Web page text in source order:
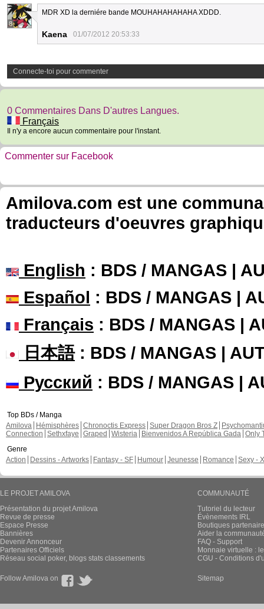
8
MDR XD la derniére bande MOUHAHAHAHAHA XDDD.
Kaena 01/07/2012 20:53:33
Connecte-toi pour commenter
0 Commentaires Dans D'autres Langues.
Français
Il n'y a encore aucun commentaire pour l'instant.
Commenter sur Facebook
Amilova.com est une
traducteurs d'oeuvres
English : BDS / MANGAS |
Español : BDS / MANGAS |
Français : BDS / MANGAS |
日本語: BDS / MANGAS |
Русский : BDS / MANGAS |
Top BDs / Manga
Amilova
Hémisphères Chronoctis Express Super Dragon Bros Z
Connection Sethxfaye Graped Wisteria Bienvenidos A República Gada Only
Genre
Action
Dessins - Artworks Fantasy - SF Humour Jeunesse Romance Sexy -
LE PROJET AMILOVA
Présentation du projet Amilova
Revue de presse
Espace Presse
Bannières
Devenir Annonceur
Partenaires Officiels
Réseau social poker, blogs stats classements
COMMUNAUTÉ
Tutoriel du lecteur
Évènements IRL
Boutiques
Aider la
FAQ - Support
Monnaie virtuelle :
CGU - Conditions
Follow Amilova on Sitemap